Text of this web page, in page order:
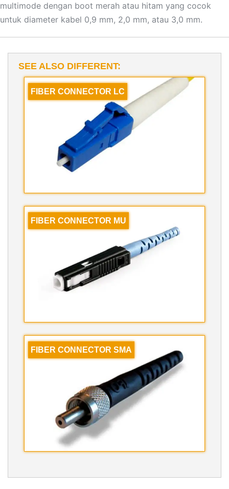
multimode dengan boot merah atau hitam yang cocok
untuk diameter kabel 0,9 mm, 2,0 mm, atau 3,0 mm.
SEE ALSO DIFFERENT:
FIBER CONNECTOR LC
FIBER CONNECTOR MU
FIBER CONNECTOR SMA